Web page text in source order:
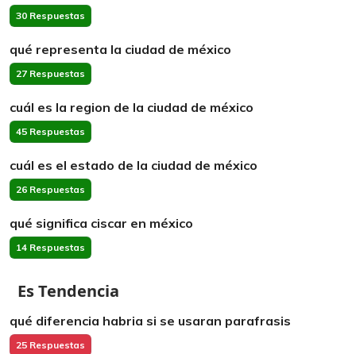
30 Respuestas
qué representa la ciudad de méxico
27 Respuestas
cuál es la region de la ciudad de méxico
45 Respuestas
cuál es el estado de la ciudad de méxico
26 Respuestas
qué significa ciscar en méxico
14 Respuestas
Es Tendencia
qué diferencia habria si se usaran parafrasis
25 Respuestas